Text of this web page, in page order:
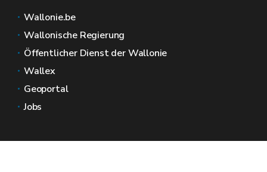
Wallonie.be
Wallonische Regierung
Öffentlicher Dienst der Wallonie
Wallex
Geoportal
Jobs